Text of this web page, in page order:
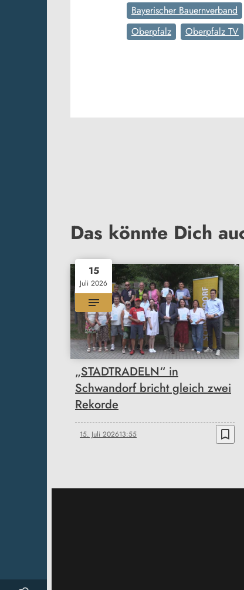
Bayerischer Bauernverband
Oberpfalz
Oberpfalz TV
Das könnte Dich
15
Juli 2026
„STADTRADELN“ in
Schwandorf bricht gleich zwei
Rekorde
15. Juli 202613:55 bookmark_border